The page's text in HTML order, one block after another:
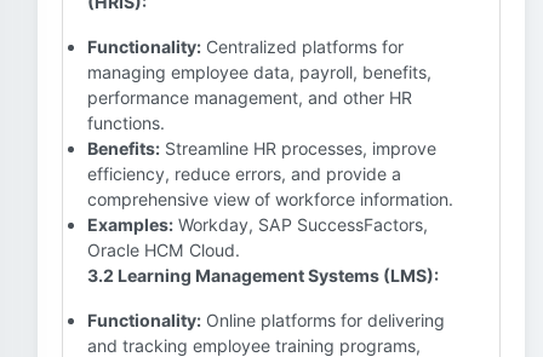
Functionality: Centralized platforms for
managing employee data, payroll, benefits,
performance management, and other HR
functions.
Benefits: Streamline HR processes, improve
efficiency, reduce errors, and provide a
comprehensive view of workforce information.
Examples: Workday, SAP SuccessFactors,
Oracle HCM Cloud.
3.2 Learning Management Systems (LMS):
Functionality: Online platforms for delivering
and tracking employee training programs,